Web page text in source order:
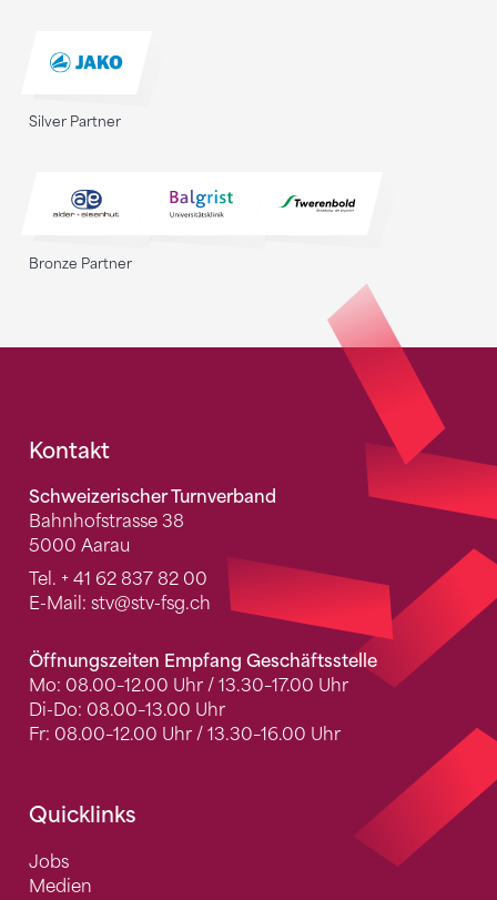
Silver Partner
Bronze Partner
Fusszeile
Kontakt
Schweizerischer Turnverband
Bahnhofstrasse 38
5000 Aarau
Tel. + 41 62 837 82 00
E-Mail: stv@stv-fsg.ch
Öffnungszeiten Empfang Geschäftsstelle
Mo: 08.00–12.00 Uhr / 13.30–17.00 Uhr
Di-Do: 08.00–13.00 Uhr
Fr: 08.00–12.00 Uhr / 13.30–16.00 Uhr
Quicklinks
Jobs
Medien